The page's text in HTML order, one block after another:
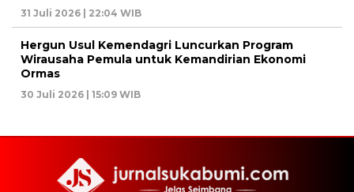
31 Juli 2026 | 22:04 WIB
Hergun Usul Kemendagri Luncurkan Program
Wirausaha Pemula untuk Kemandirian Ekonomi
Ormas
30 Juli 2026 | 15:09 WIB